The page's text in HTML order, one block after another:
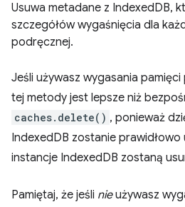
Usuwa metadane z IndexedDB,
szczegółów wygaśnięcia dla
podręcznej.
Jeśli używasz wygasania
tej metody jest lepsze niż
caches.delete() , ponieważ
IndexedDB zostanie
instancje IndexedDB zostaną
Pamiętaj, że jeśli nieużywasz